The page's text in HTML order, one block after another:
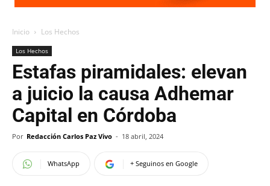
Inicio Los Hechos
Los Hechos
Estafas piramidales: elevan
a juicio la causa Adhemar
Capital en Córdoba
Por Redacción Carlos Paz Vivo - 18 abril, 2024
WhatsApp + Seguinos en Google